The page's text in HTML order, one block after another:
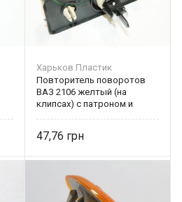
Харьков Пластик
Повторитель поворотов
ВАЗ 2106 желтый (на
клипсах) с патроном и
47,76